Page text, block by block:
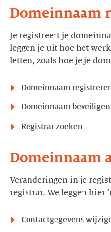
Domeinnaam
Je registreert je
leggen je uit hoe het
letten, zoals hoe je je
Domeinnaam
Domeinnaam beveiligen
Registrar zoeken
Domeinnaam
Veranderingen in je
registrar. We leggen hier
Contactgegevens